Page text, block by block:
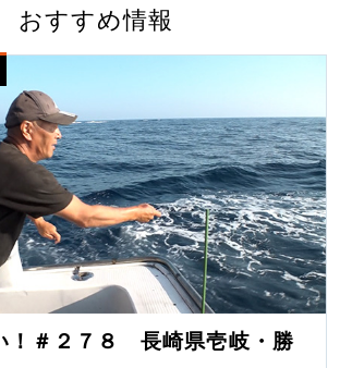
おすすめ情報
！＃２７８ 長崎県壱岐・勝